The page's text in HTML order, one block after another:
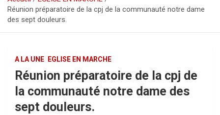
Réunion préparatoire de la cpj de la communauté notre dame
des sept douleurs.
A LA UNE EGLISE EN MARCHE
Réunion préparatoire de la cpj de
la communauté notre dame des
sept douleurs.